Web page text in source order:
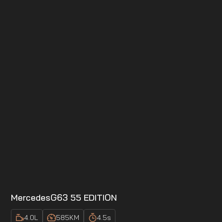
MercedesG63 55 EDITION
4.0L 585KM 4.5s